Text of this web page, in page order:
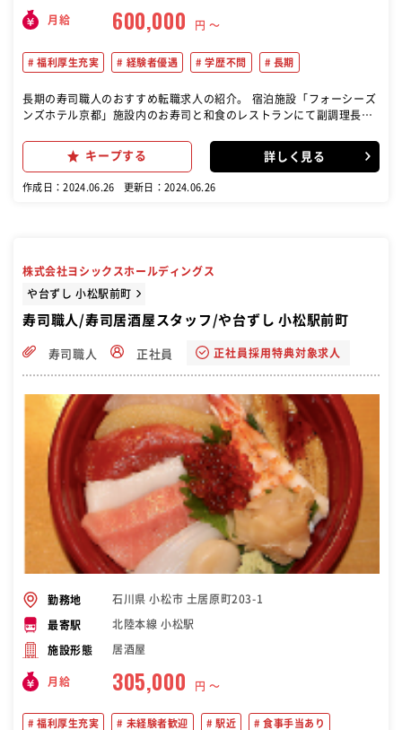
月給 600,000 円 〜
福利厚生充実 経験者優遇 学歴不問 長期
長期の寿司職人のおすすめ転職求人の紹介。 宿泊施設「フォーシーズ
ンズホテル京都」施設内のお寿司と和食のレストランにて副調理長候
タッフ指導 ・マネジメント業務 （アルバイトの管理、原価管理等）
お寿司と和食のレストランにて 調理をお願いします。 お客様が多く滞
キープする 詳しく見る
作成日：2024.06.26 更新日：2024.06.26
株式会社ヨシックスホールディングス
や台ずし 小松駅前町
寿司職人/寿司居酒屋スタッフ/や台ずし 小松駅前町
寿司職人 正社員 正社員採用特典対象求人
勤務地 石川県 小松市 土居原町203-1
最寄駅 北陸本線 小松駅
施設形態 居酒屋
月給 305,000 円 〜
福利厚生充実 未経験者歓迎 駅近 食事手当あり